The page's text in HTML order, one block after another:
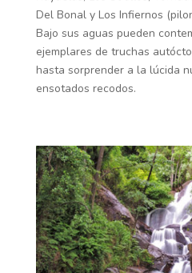
Del Bonal y Los Infiernos
Bajo sus aguas pueden
ejemplares de truchas
hasta sorprender a la lúcida
ensotados recodos.